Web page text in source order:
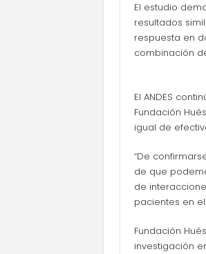
El estudio
resultados
respuesta en
combinación
El ANDES
Fundación
igual de
“De
de que
de
pacientes en
Fundación
investigación